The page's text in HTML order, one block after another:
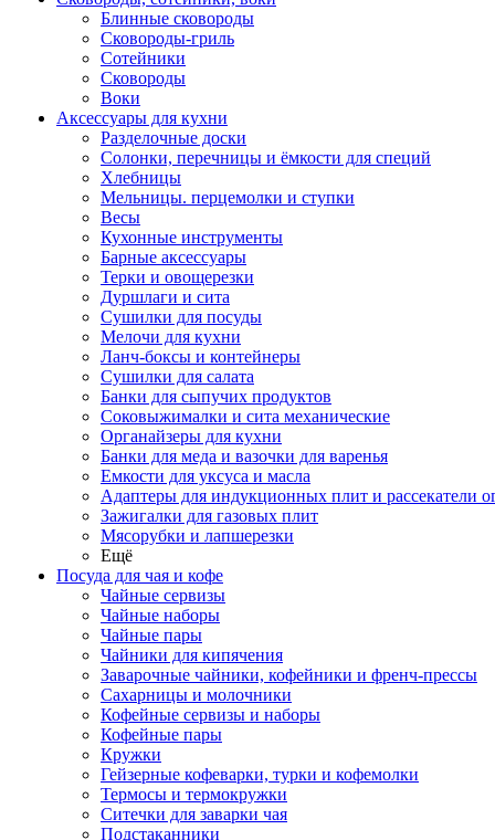
Блинные сковороды
Сковороды-гриль
Сотейники
Сковороды
Воки
Аксессуары для кухни
Разделочные доски
Солонки, перечницы и ёмкости для специй
Хлебницы
Мельницы. перцемолки и ступки
Весы
Кухонные инструменты
Барные аксессуары
Терки и овощерезки
Дуршлаги и сита
Сушилки для посуды
Мелочи для кухни
Ланч-боксы и контейнеры
Сушилки для салата
Банки для сыпучих продуктов
Соковыжималки и сита механические
Органайзеры для кухни
Банки для меда и вазочки для варенья
Емкости для уксуса и масла
Адаптеры для индукционных плит и рассекатели
Зажигалки для газовых плит
Мясорубки и лапшерезки
Ещё
Посуда для чая и кофе
Чайные сервизы
Чайные наборы
Чайные пары
Чайники для кипячения
Заварочные чайники, кофейники и френч-прессы
Сахарницы и молочники
Кофейные сервизы и наборы
Кофейные пары
Кружки
Гейзерные кофеварки, турки и кофемолки
Термосы и термокружки
Ситечки для заварки чая
Подстаканники